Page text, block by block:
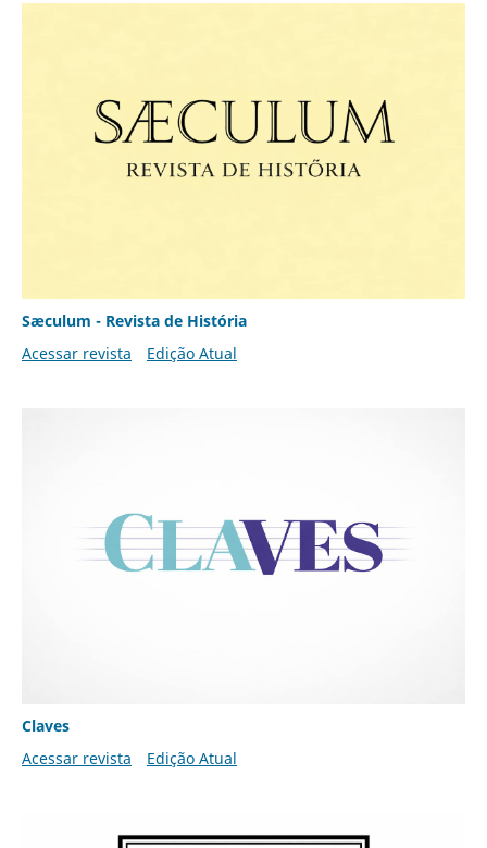
Sæculum - Revista de História
Acessar revista
Edição Atual
Claves
Acessar revista
Edição Atual